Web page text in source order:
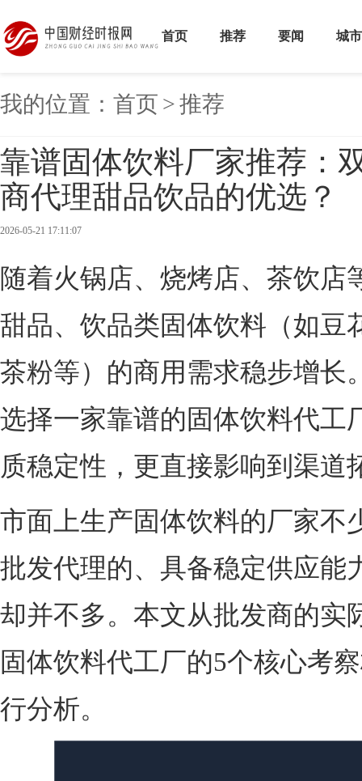
首页 推荐 要闻 城市
我的位置： 首页 >推荐
靠谱固体饮料厂家推荐：
商代理甜品饮品的优选？
2026-05-21 17:11:07
随着火锅店、烧烤店、茶饮店
甜品、饮品类固体饮料（如豆
茶粉等）的商用需求稳步增长
选择一家靠谱的固体饮料代工
质稳定性，更直接影响到渠道
市面上生产固体饮料的厂家不
批发代理的、具备稳定供应能
却并不多。本文从批发商的实
固体饮料代工厂的5个核心考
行分析。